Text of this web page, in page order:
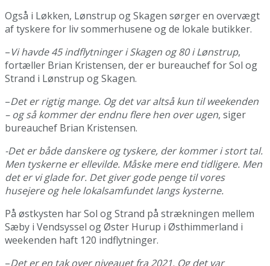
Også i Løkken, Lønstrup og Skagen sørger en overvægt
af tyskere for liv sommerhusene og de lokale butikker.
–Vi havde 45 indflytninger i Skagen og 80 i Lønstrup,
fortæller Brian Kristensen, der er bureauchef for Sol og
Strand i Lønstrup og Skagen.
–Det er rigtig mange. Og det var altså kun til weekenden
– og så kommer der endnu flere hen over ugen, siger
bureauchef Brian Kristensen.
-Det er både danskere og tyskere, der kommer i stort tal.
Men tyskerne er ellevilde. Måske mere end tidligere. Men
det er vi glade for. Det giver gode penge til vores
husejere og hele lokalsamfundet langs kysterne.
På østkysten har Sol og Strand på strækningen mellem
Sæby i Vendsyssel og Øster Hurup i Østhimmerland i
weekenden haft 120 indflytninger.
–Det er en tak over niveauet fra 2021. Og det var